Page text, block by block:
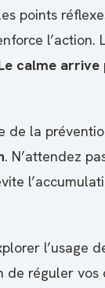
points
l’action.
calme arrive
de la
. N’attendez
l’usage
de réguler vos